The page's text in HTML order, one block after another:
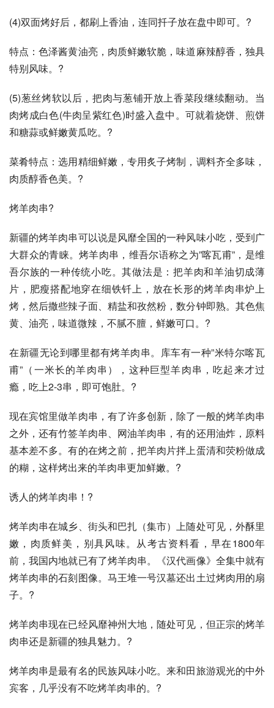
(4)双面烤好后，都刷上香油，连同扦子放在盘中即可。?
特点：色泽酱黄油亮，肉质鲜嫩软脆，味道麻辣醇香，独具
特别风味。?
(5)葱丝烤软以后，把肉与葱铺开放上香菜段继续翻动。当
肉烤成白色(牛肉呈紫红色)时盛入盘中。可就着烧饼、煎饼
和糖蒜或鲜嫩黄瓜吃。?
菜肴特点：选用精细鲜嫩，专用炙子烤制，调料齐全多味，
肉质醇香色美。?
烤羊肉串?
新疆的烤羊肉串可以说是风靡全国的一种风味小吃，受到广
大群众的青睐。烤羊肉串，维吾尔语称之为”喀瓦甫”，是维
吾尔族的一种传统小吃。其做法是：把羊肉和羊油切成薄
片，肥瘦搭配地穿在细铁钎上，放在长形的烤羊肉串炉上
烤，然后撒些辣子面、精盐和孜然粉，数分钟即熟。其色焦
黄、油亮，味道微辣，不腻不膻，鲜嫩可口。?
在新疆无论到哪里都有烤羊肉串。库车有一种”米特尔喀瓦
甫”（一米长的羊肉串），这种巨型羊肉串，吃起来才过
瘾，吃上2-3串，即可饱肚。?
现在宾馆里做羊肉串，有了许多创新，除了一般的烤羊肉串
之外，还有竹签羊肉串、网油羊肉串，有的还用油炸，原料
基本差不多。有的在烤之前，把羊肉片拌上蛋清和荧粉做成
的糊，这样烤出来的羊肉串更加鲜嫩。?
诱人的烤羊肉串！?
烤羊肉串在城乡、街头和巴扎（集市）上随处可见，外酥里
嫩，肉质鲜美，别具风味。从考古资料看，早在1800年
前，我国内地就已有了烤羊肉串。《汉代画像》全集中就有
烤羊肉串的石刻图像。马王堆一号汉墓还出土过烤肉用的扇
子。?
烤羊肉串现在已经风靡神州大地，随处可见，但正宗的烤羊
肉串还是新疆的独具魅力。?
烤羊肉串是最有名的民族风味小吃。来和田旅游观光的中外
宾客，几乎没有不吃烤羊肉串的。?